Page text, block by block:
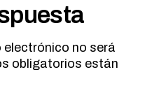
electrónico no será
obligatorios están